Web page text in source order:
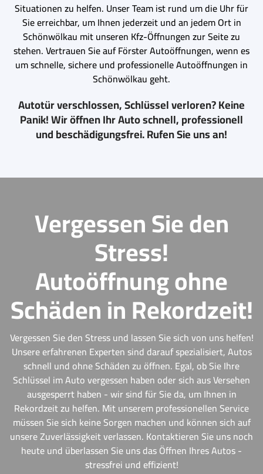
Situationen zu helfen. Unser Team ist rund um die Uhr für
Sie erreichbar, um Ihnen jederzeit und an jedem Ort in
Schönwölkau mit unseren Kfz-Öffnungen zur Seite zu
stehen. Vertrauen Sie auf Förster Autoöffnungen, wenn es
um schnelle, sichere und professionelle Autoöffnungen in
Schönwölkau geht.
Autotür verschlossen, Schlüssel verloren? Keine
Panik! Wir öffnen Ihr Auto schnell, professionell
und beschädigungsfrei. Rufen Sie uns an!
Vergessen Sie den
Stress!
Autoöffnung ohne
Schäden in Rekordzeit!
Vergessen Sie den Stress und lassen Sie sich von uns helfen!
Unsere erfahrenen Experten sind darauf spezialisiert, Autos
schnell und ohne Schäden zu öffnen. Egal, ob Sie Ihre
Schlüssel im Auto vergessen haben oder sich aus Versehen
ausgesperrt haben - wir sind für Sie da, um Ihnen in
Rekordzeit zu helfen. Mit unserem professionellen Service
müssen Sie sich keine Sorgen machen und können sich auf
unsere Zuverlässigkeit verlassen. Kontaktieren Sie uns noch
heute und überlassen Sie uns das Öffnen Ihres Autos -
stressfrei und effizient!